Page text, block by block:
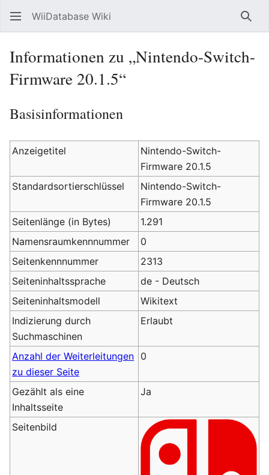
WiiDatabase Wiki
Informationen zu „Nintendo-Switch-
Firmware 20.1.5“
Basisinformationen
Anzeigetitel
Nintendo-Switch-
Firmware 20.1.5
Standardsortierschlüssel
Nintendo-Switch-
Firmware 20.1.5
Seitenlänge (in Bytes)
1.291
Namensraumkennnummer
0
Seitenkennnummer
2313
Seiteninhaltssprache
de - Deutsch
Seiteninhaltsmodell
Wikitext
Indizierung durch
Suchmaschinen
Erlaubt
Anzahl der Weiterleitungen
zu dieser Seite
0
Gezählt als eine
Inhaltsseite
Ja
Seitenbild